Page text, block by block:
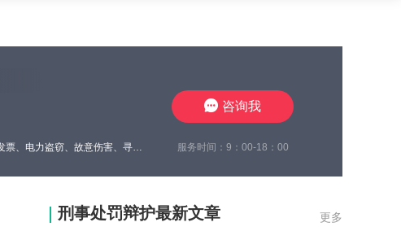
王瀚仑律师，江苏徐州，致力于刑事辩护，曾在诈骗、非法经营、虚开增值税发票、电力盗窃、故意伤害、寻衅滋事、开设赌场、帮信等多类案件中取得良好辩护效果，有多起缓刑、不起诉成功案例，同时在合同纠纷、债权债务、婚姻家事、抚养权纠纷、执行异议纠纷等方面，具有丰富的办案经验，认真负责，帮助每一位当事人维护合法权益。 服务时间：9：00-18：00
咨询我
更多
刑事处罚辩护最新文章